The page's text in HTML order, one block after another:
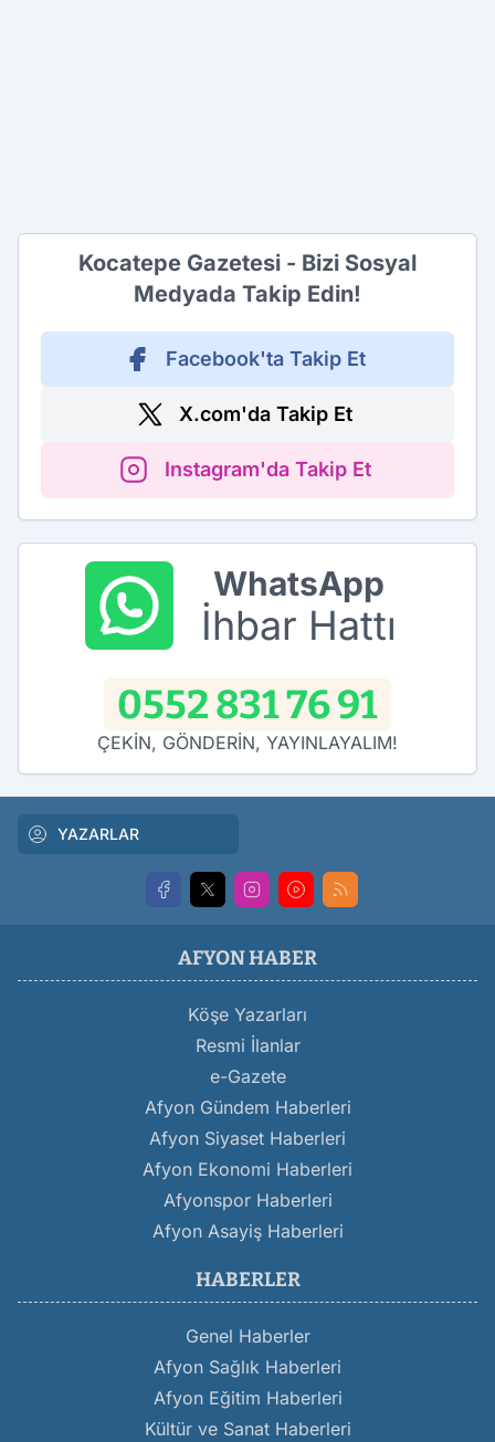
Kocatepe Gazetesi - Bizi Sosyal
Medyada Takip Edin!
Facebook'ta Takip Et
X.com'da Takip Et
Instagram'da Takip Et
WhatsApp
İhbar Hattı
0552 831 76 91
ÇEKİN, GÖNDERİN, YAYINLAYALIM!
YAZARLAR
AFYON HABER
Köşe Yazarları
Resmi İlanlar
e-Gazete
Afyon Gündem Haberleri
Afyon Siyaset Haberleri
Afyon Ekonomi Haberleri
Afyonspor Haberleri
Afyon Asayiş Haberleri
HABERLER
Genel Haberler
Afyon Sağlık Haberleri
Afyon Eğitim Haberleri
Kültür ve Sanat Haberleri